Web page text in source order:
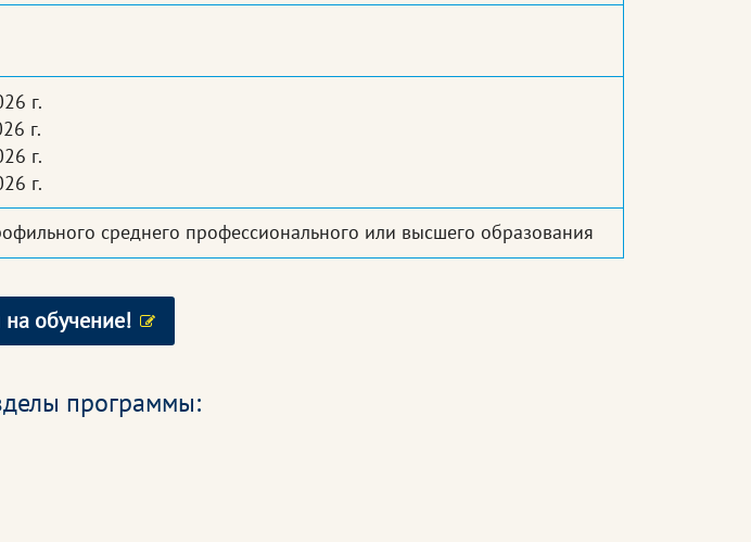
г.
г.
г.
г.
среднего профессионального или высшего образования
на обучение!
программы: